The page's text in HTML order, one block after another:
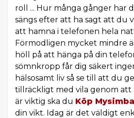
roll ... Hur många gånger har
sängs efter att ha sagt att du
att hamna i telefonen hela
Förmodligen mycket mindre
höll på att hänga på din
sömnkropp får dig säkert
hälsosamt liv så se till att du
tillräckligt med vila genom att
är viktig ska du Köp Mysimba
din vikt. Idag är det väldigt